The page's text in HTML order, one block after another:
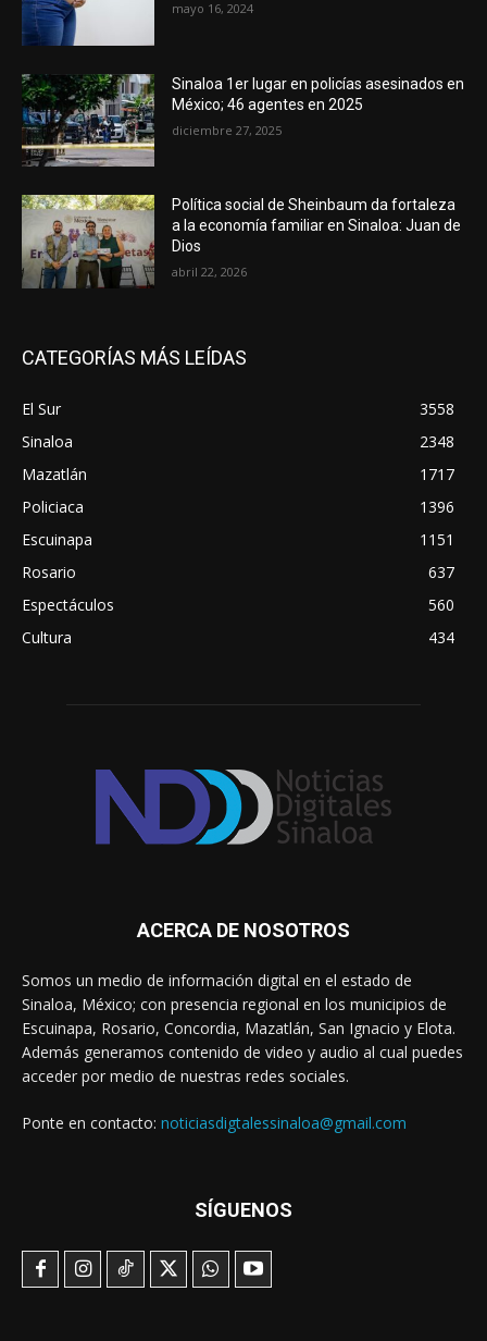
mayo 16, 2024
Sinaloa 1er lugar en policías asesinados en
México; 46 agentes en 2025
diciembre 27, 2025
Política social de Sheinbaum da fortaleza
a la economía familiar en Sinaloa: Juan de
Dios
abril 22, 2026
CATEGORÍAS MÁS LEÍDAS
El Sur
3558
Sinaloa
2348
Mazatlán
1717
Policiaca
1396
Escuinapa
1151
Rosario
637
Espectáculos
560
Cultura
434
ACERCA DE NOSOTROS
Somos un medio de información digital en el estado de
Sinaloa, México; con presencia regional en los municipios de
Escuinapa, Rosario, Concordia, Mazatlán, San Ignacio y Elota.
Además generamos contenido de video y audio al cual puedes
acceder por medio de nuestras redes sociales.
Ponte en contacto: noticiasdigtalessinaloa@gmail.com
SÍGUENOS